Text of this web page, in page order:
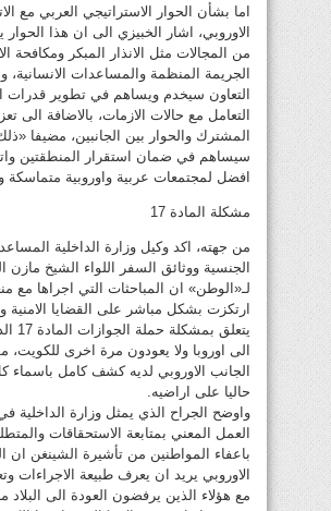
اما بشأن الحوار الاستراتيجي العربي مع
الاوروبي، اشار الخبيزي الى ان هذا
من المجالات مثل الانذار المبكر ومكافحة
الجريمة المنظمة والمساعدات الانسانية،
التعاون سيخدم ويساهم في تطوير قدرات
التعامل مع حالات الازمات، بالاضافة الى
المشترك والحوار بين الجانبين، مضيفا
سيساهم في ضمان استقرار المنطقتين
افضل لمجتمعات عربية واوروبية متماسكة
مشكلة المادة 17
من جهته، اكد وكيل وزارة الداخلية
الجنسية ووثائق السفر اللواء الشيخ مازن
لـ«الوطن» ان المباحثات التي اجراها مع
ارتكزت بشكل مباشر على القضايا الامنية
الى اوروبا ولا يعودون مرة اخرى للكويت،
الجانب الاوروبي لديه كشف كامل باسماء
حاليا على اراضيه.
واوضح الجراح الذي يمثل وزارة الداخلية
العمل المعني بمتابعة الاستحقاقات
باعفاء المواطنين من تأشيرة الشينغن ان
الاوروبي يريد ان يعرف طبيعة الاجراءات
مع هؤلاء الذين يرفضون العودة الى البلاد